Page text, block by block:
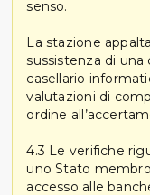
senso.
La stazione
sussistenza di una
casellario
valutazioni di
ordine
4.3 Le verifiche
uno Stato
accesso alle